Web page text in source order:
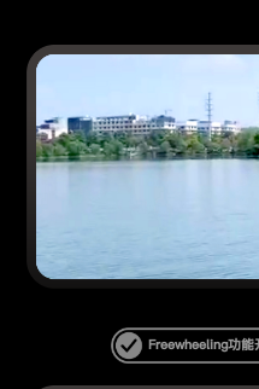
Freewheeling功能